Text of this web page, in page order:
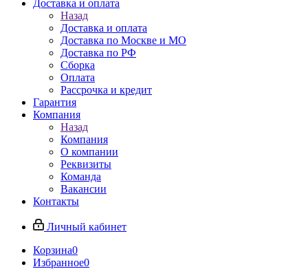
Доставка и оплата
Назад
Доставка и оплата
Доставка по Москве и МО
Доставка по РФ
Сборка
Оплата
Рассрочка и кредит
Гарантия
Компания
Назад
Компания
О компании
Реквизиты
Команда
Вакансии
Контакты
Личный кабинет
Корзина0
Избранное0